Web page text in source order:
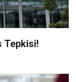
Tepkisi!